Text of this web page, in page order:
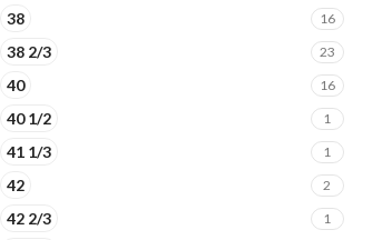
38 16
38 2/3 23
40 16
40 1/2 1
41 1/3 1
42 2
42 2/3 1